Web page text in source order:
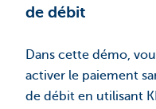
de débit​
Dans cette démo,
activer le paiement
de débit en utilisant